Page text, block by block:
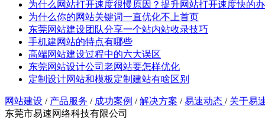
为什么网站打开速度很慢原因？提升网站打开速度快的
为什么你的网站关键词一直优化不上首页
东莞网站建设团队分享一个站内站收录技巧
手机建网站的特点有哪些
高端网站建设过程中的六大误区
东莞网站设计公司老网站要怎样优化
定制设计网站和模板定制建站有啥区别
网站建设 / 产品服务 / 成功案例 / 解决方案 / 易速动态 / 关于易
东莞市易速网络科技有限公司